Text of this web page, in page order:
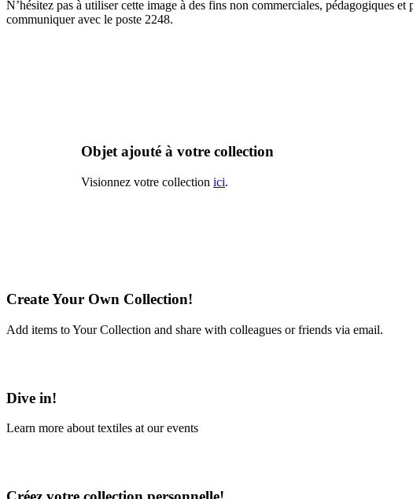
N’hésitez pas à utiliser cette image à des fins non commerciales, pédagogiques
communiquer avec le poste 2248.
Objet ajouté à votre collection
Visionnez votre collection ici.
Create Your Own Collection!
Add items to Your Collection and share with colleagues or friends via email.
Dive in!
Learn more about textiles at our events